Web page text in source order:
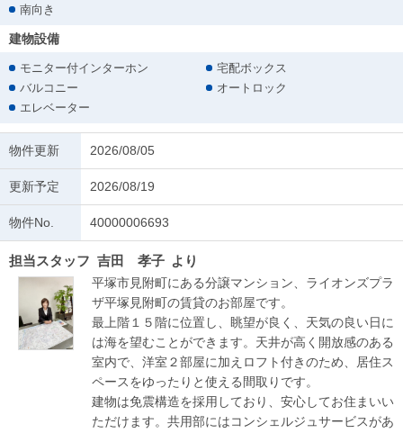
南向き
建物設備
モニター付インターホン
宅配ボックス
バルコニー
オートロック
エレベーター
物件更新 2026/08/05
更新予定 2026/08/19
物件No. 40000006693
担当スタッフ 吉田 孝子 より
平塚市見附町にある分譲マンション、ライオンズプラ
ザ平塚見附町の賃貸のお部屋です。
最上階１５階に位置し、眺望が良く、天気の良い日に
は海を望むことができます。天井が高く開放感のある
室内で、洋室２部屋に加えロフト付きのため、居住ス
ペースをゆったりと使える間取りです。
建物は免震構造を採用しており、安心してお住まいい
ただけます。共用部にはコンシェルジュサービスがあ